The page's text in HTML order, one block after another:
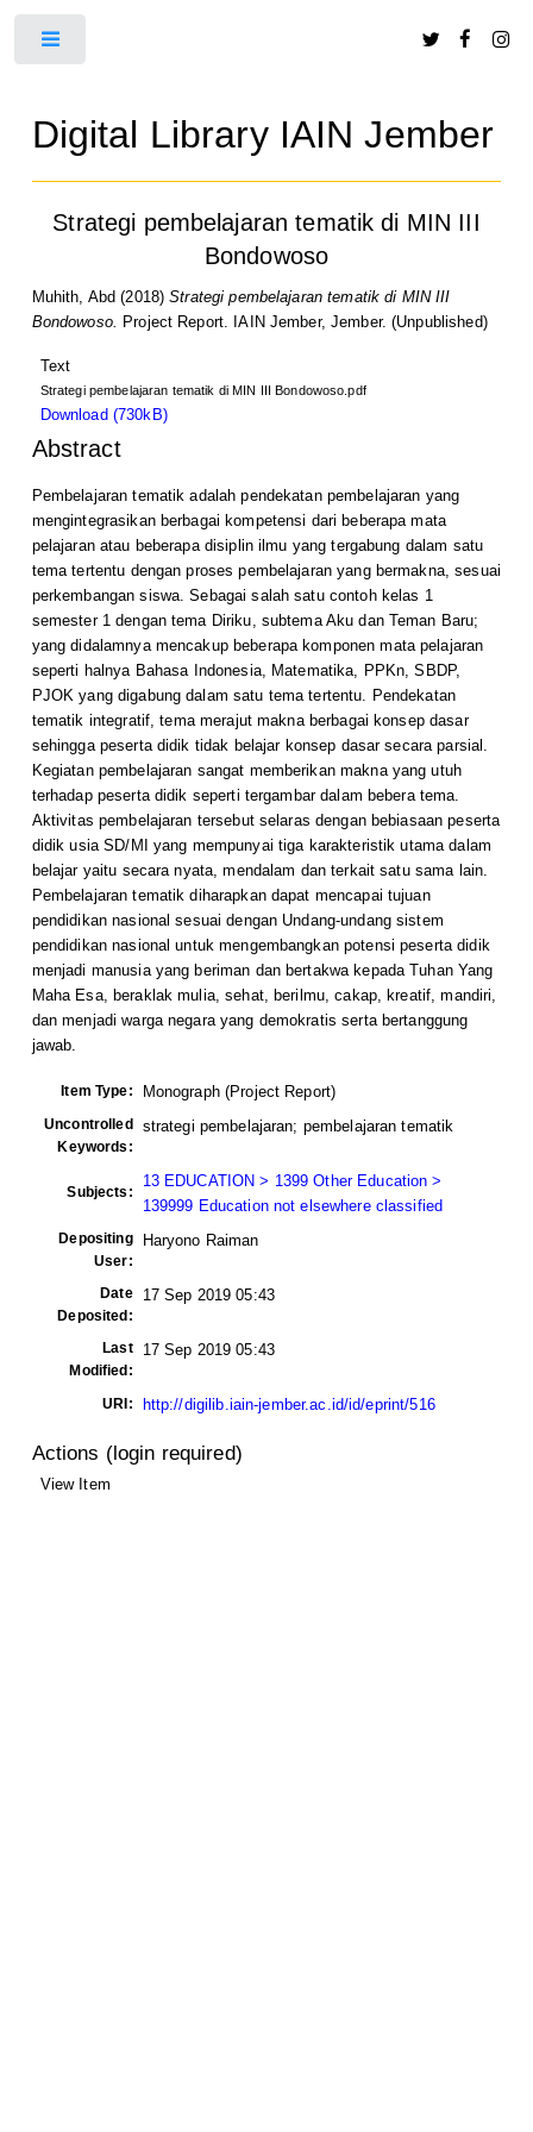
Digital Library IAIN Jember
Strategi pembelajaran tematik di MIN III
Bondowoso
Muhith, Abd (2018)Strategi pembelajaran tematik di MIN III
Bondowoso.
Project Report. IAIN Jember, Jember. (Unpublished)
Text
Strategi pembelajaran tematik di MIN III Bondowoso.pdf
Download (730kB)
Abstract
Pembelajaran tematik adalah pendekatan pembelajaran yang
mengintegrasikan berbagai kompetensi dari beberapa mata
pelajaran atau beberapa disiplin ilmu yang tergabung dalam satu
tema tertentu dengan proses pembelajaran yang bermakna, sesuai
perkembangan siswa. Sebagai salah satu contoh kelas 1
semester 1 dengan tema Diriku, subtema Aku dan Teman Baru;
yang didalamnya mencakup beberapa komponen mata pelajaran
seperti halnya Bahasa Indonesia, Matematika, PPKn, SBDP,
PJOK yang digabung dalam satu tema tertentu. Pendekatan
tematik integratif, tema merajut makna berbagai konsep dasar
sehingga peserta didik tidak belajar konsep dasar secara parsial.
Kegiatan pembelajaran sangat memberikan makna yang utuh
terhadap peserta didik seperti tergambar dalam bebera tema.
Aktivitas pembelajaran tersebut selaras dengan bebiasaan peserta
didik usia SD/MI yang mempunyai tiga karakteristik utama dalam
belajar yaitu secara nyata, mendalam dan terkait satu sama lain.
Pembelajaran tematik diharapkan dapat mencapai tujuan
pendidikan nasional sesuai dengan Undang-undang sistem
pendidikan nasional untuk mengembangkan potensi peserta didik
menjadi manusia yang beriman dan bertakwa kepada Tuhan Yang
Maha Esa, beraklak mulia, sehat, berilmu, cakap, kreatif, mandiri,
dan menjadi warga negara yang demokratis serta bertanggung
jawab.
Item Type: Monograph (Project Report)
Uncontrolled
Keywords:
strategi pembelajaran; pembelajaran tematik
Subjects:
13 EDUCATION > 1399 Other Education >
139999 Education not elsewhere classified
Depositing
User:
Haryono Raiman
Date
Deposited:
17 Sep 2019 05:43
Last
Modified:
17 Sep 2019 05:43
URI: http://digilib.iain-jember.ac.id/id/eprint/516
Actions (login required)
View Item